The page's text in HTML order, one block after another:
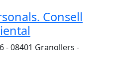
Consell
- 08401 Granollers -